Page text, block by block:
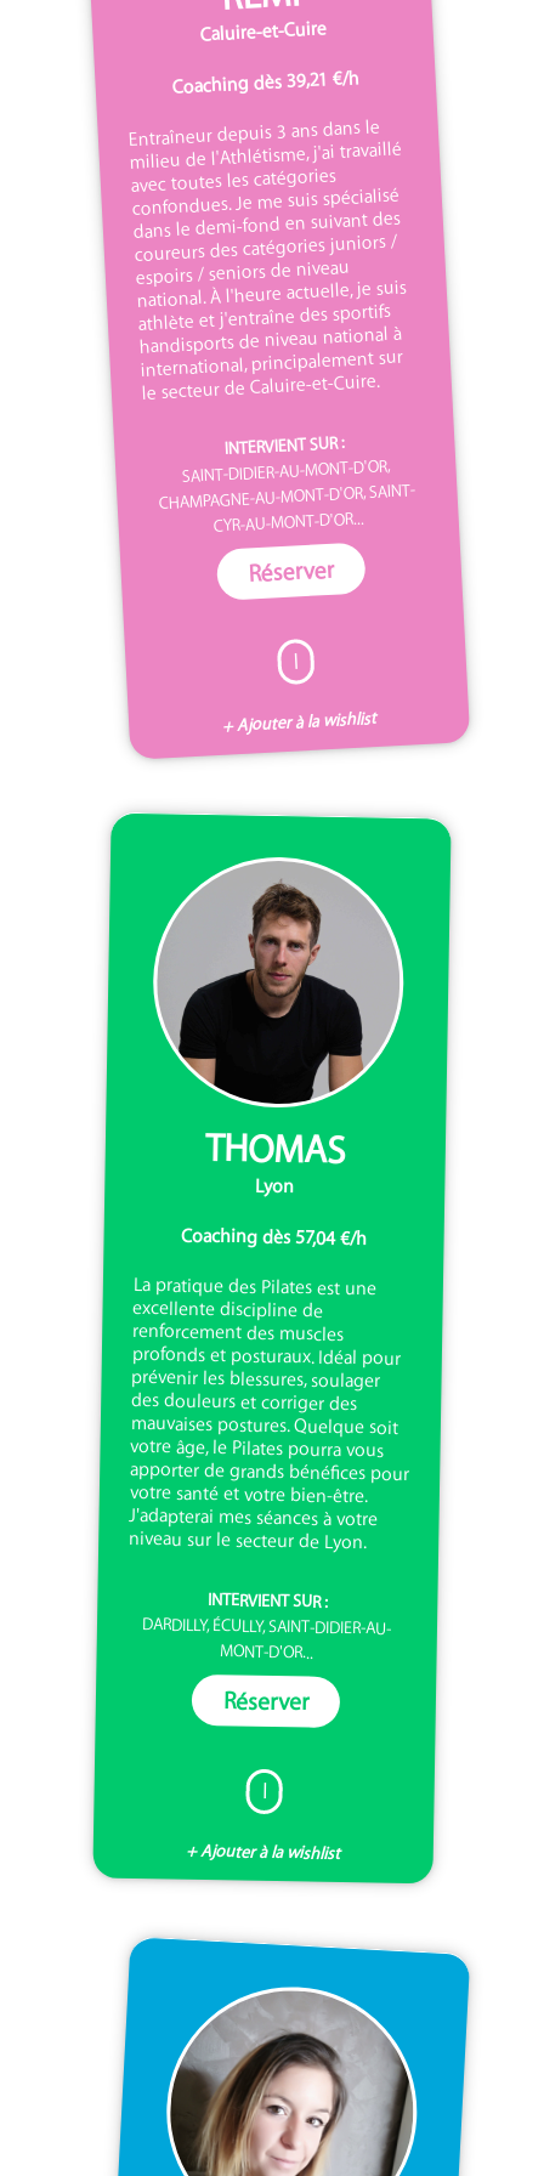
Caluire-et-Cuire
Coaching dès 39,21 €/h
Entraîneur depuis 3 ans dans le
milieu de l'Athlétisme, j'ai travaillé
avec toutes les catégories
confondues. Je me suis spécialisé
dans le demi-fond en suivant des
coureurs des catégories juniors /
espoirs / seniors de niveau
national. À l'heure actuelle, je suis
athlète et j'entraîne des sportifs
handisports de niveau national à
international, principalement sur
le secteur de Caluire-et-Cuire.
INTERVIENT SUR :
SAINT-DIDIER-AU-MONT-D'OR,
CHAMPAGNE-AU-MONT-D'OR, SAINT-
CYR-AU-MONT-D'OR...
Réserver
I
+ Ajouter à la wishlist
THOMAS
Lyon
Coaching dès 57,04 €/h
La pratique des Pilates est une
excellente discipline de
renforcement des muscles
profonds et posturaux. Idéal pour
prévenir les blessures, soulager
des douleurs et corriger des
mauvaises postures. Quelque soit
votre âge, le Pilates pourra vous
apporter de grands bénéfices pour
votre santé et votre bien-être.
J'adapterai mes séances à votre
niveau sur le secteur de Lyon.
INTERVIENT SUR :
DARDILLY, ÉCULLY, SAINT-DIDIER-AU-
MONT-D'OR...
Réserver
I
+ Ajouter à la wishlist